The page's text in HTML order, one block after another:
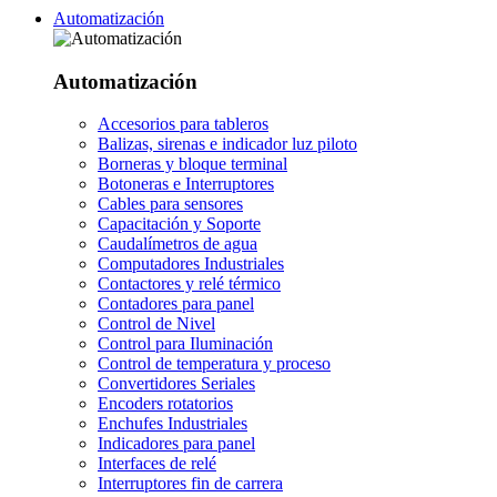
Automatización
Automatización
Accesorios para tableros
Balizas, sirenas e indicador luz piloto
Borneras y bloque terminal
Botoneras e Interruptores
Cables para sensores
Capacitación y Soporte
Caudalímetros de agua
Computadores Industriales
Contactores y relé térmico
Contadores para panel
Control de Nivel
Control para Iluminación
Control de temperatura y proceso
Convertidores Seriales
Encoders rotatorios
Enchufes Industriales
Indicadores para panel
Interfaces de relé
Interruptores fin de carrera